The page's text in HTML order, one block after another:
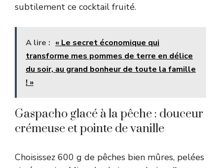
subtilement ce cocktail fruité.
A lire : « Le secret économique qui
transforme mes pommes de terre en délice
du soir, au grand bonheur de toute la famille
! »
Gaspacho glacé à la pêche : douceur
crémeuse et pointe de vanille
Choisissez 600 g de pêches bien mûres, pelées